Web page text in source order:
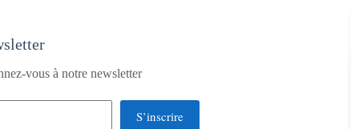
vous à notre newsletter
S’inscrire